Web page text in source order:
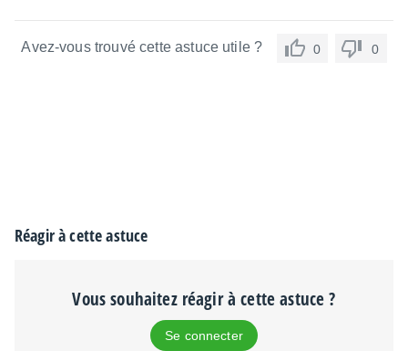
Avez-vous trouvé cette astuce utile ? 0 0
Réagir à cette astuce
Vous souhaitez réagir à cette astuce ?
Se connecter